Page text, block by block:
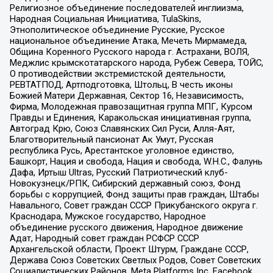
Религиозное объединение последователей инглиизма,
Народная Социальная Инициатива, TulaSkins,
Этнополитическое объединение Русские, Русское
национальное объединение Атака, Мечеть Мирмамеда,
Община Коренного Русского народа г. Астрахани, ВОЛЯ,
Меджлис крымскотатарского народа, Рубеж Севера, ТОЙС,
О противодействии экстремистской деятельности,
РЕВТАТПОД, Артподготовка, Штольц, В честь иконы
Божией Матери Державная, Сектор 16, Независимость,
Фирма, Молодежная правозащитная группа МПГ, Курсом
Правды и Единения, Каракольская инициативная группа,
Автоград Крю, Союз Славянских Сил Руси, Алля-Аят,
Благотворительный пансионат Ак Умут, Русская
республика Русь, Арестантское уголовное единство,
Башкорт, Нация и свобода, Нация и свобода, W.H.С., Фалунь
Дафа, Иртыш Ultras, Русский Патриотический клуб-
Новокузнецк/РПК, Сибирский державный союз, Фонд
борьбы с коррупцией, Фонд защиты прав граждан, Штабы
Навального, Совет граждан СССР Прикубанского округа г.
Краснодара, Мужское государство, Народное
объединение русского движения, Народное движение
Адат, Народный совет граждан РСФСР СССР
Архангельской области, Проект Штурм, Граждане СССР,
Держава Союз Советских Светлых Родов, Совет Советских